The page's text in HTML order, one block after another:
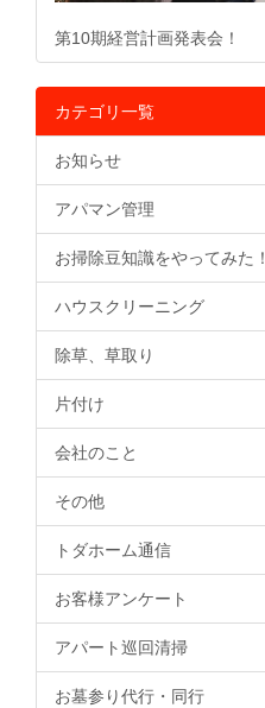
第10期経営計画発表会！
カテゴリ一覧
お知らせ
アパマン管理
お掃除豆知識をやってみた！
ハウスクリーニング
除草、草取り
片付け
会社のこと
その他
トダホーム通信
お客様アンケート
アパート巡回清掃
お墓参り代行・同行